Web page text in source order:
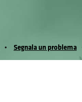
Segnala un problema